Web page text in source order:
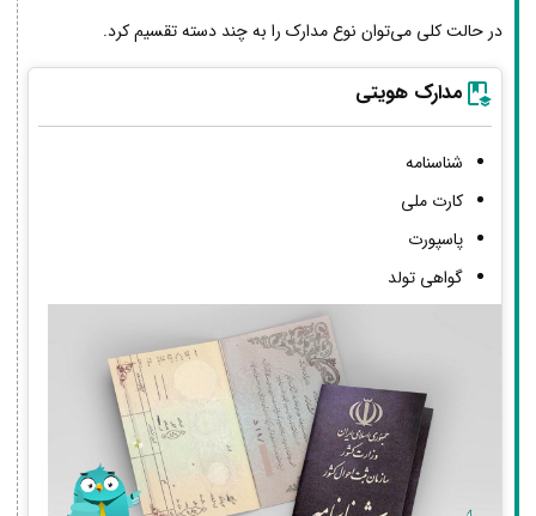
در حالت کلی می‌توان نوع مدارک را به چند دسته تقسیم کرد.
مدارک هویتی
شناسنامه
کارت ملی
پاسپورت
گواهی تولد